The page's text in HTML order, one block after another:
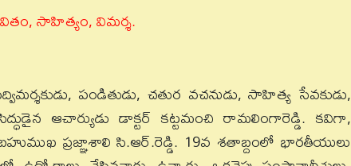
సాహిత్యం, విమర్శ.
పండితుడు, చతుర వచనుడు, సాహిత్య సేవకుడు,
ఆచార్యుడు డాక్టర్ కట్టమంచి రామలింగారెడ్డి. కవిగా,
ప్రజ్ఞాశాలి సి.ఆర్.రెడ్డి. 19వ శతాబ్దంలో భారతీయులు